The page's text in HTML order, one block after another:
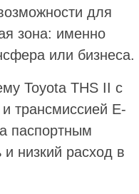
для
зона: именно
или бизнеса.
Toyota THS II с
трансмиссией E-
паспортным
и низкий расход в